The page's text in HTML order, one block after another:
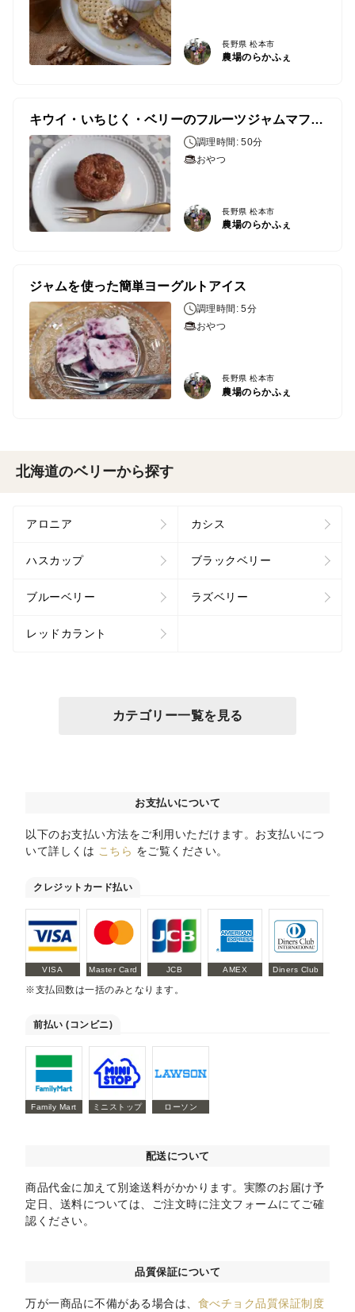
長野県 松本市
農場のらかふぇ
キウイ・いちじく・ベリーのフルーツジャムマフィン
調理時間: 50分
おやつ
長野県 松本市
農場のらかふぇ
ジャムを使った簡単ヨーグルトアイス
調理時間: 5分
おやつ
長野県 松本市
農場のらかふぇ
北海道のベリーから探す
アロニア カシス
ハスカップ ブラックベリー
ブルーベリー ラズベリー
レッドカラント
カテゴリー一覧を見る
お支払いについて
以下のお支払い方法をご利用いただけます。お支払いにつ
いて詳しくは こちら をご覧ください。
クレジットカード払い
VISA Master Card JCB AMEX Diners Club
※支払回数は一括のみとなります。
前払い (コンビニ)
Family Mart ミニストップ ローソン
配送について
商品代金に加えて別途送料がかかります。実際のお届け予
定日、送料については、ご注文時に注文フォームにてご確
認ください。
品質保証について
万が一商品に不備がある場合は、 食べチョク品質保証制度